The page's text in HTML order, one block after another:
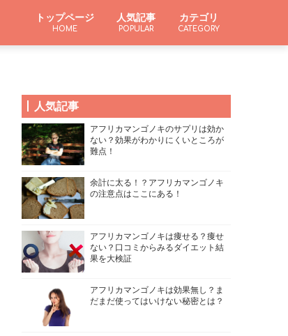
トップページ
HOME
人気記事
POPULAR
カテゴリ
CATEGORY
人気記事
アフリカマンゴノキのサプリは効か
ない？効果がわかりにくいところが
難点！
余計に太る！？アフリカマンゴノキ
の注意点はここにある！
アフリカマンゴノキは痩せる？痩せ
ない？口コミからみるダイエット結
果を大検証
アフリカマンゴノキは効果無し？ま
だまだ使ってはいけない秘密とは？